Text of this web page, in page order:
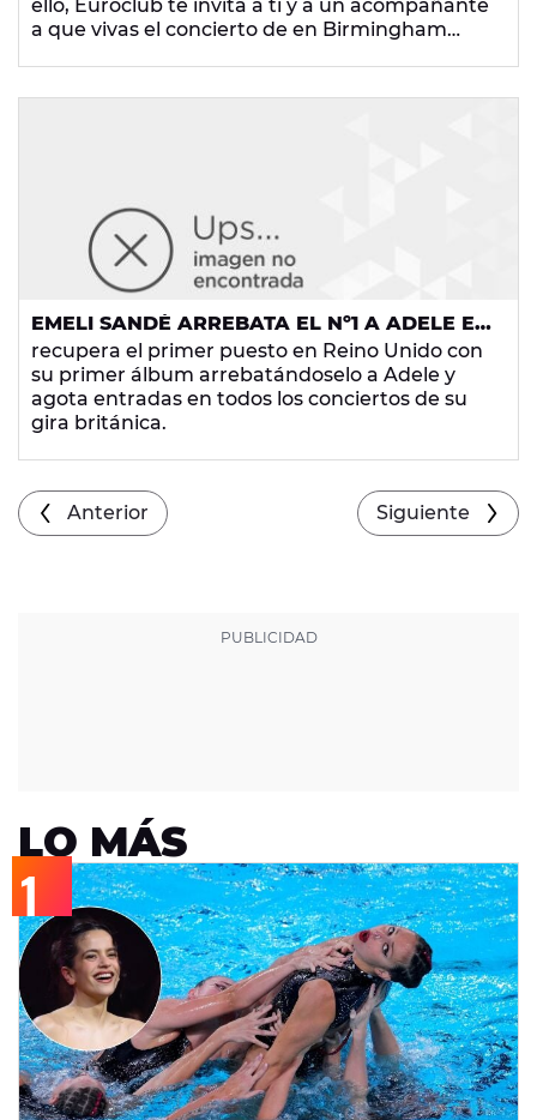
ello, Euroclub te invita a tí y a un acompañante
a que vivas el concierto de en Birmingham
EMELI SANDÉ ARREBATA EL Nº1 A ADELE EN
EL REINO UNIDO
recupera el primer puesto en Reino Unido con
su primer álbum arrebatándoselo a Adele y
agota entradas en todos los conciertos de su
gira británica.
Anterior Siguiente
LO MÁS